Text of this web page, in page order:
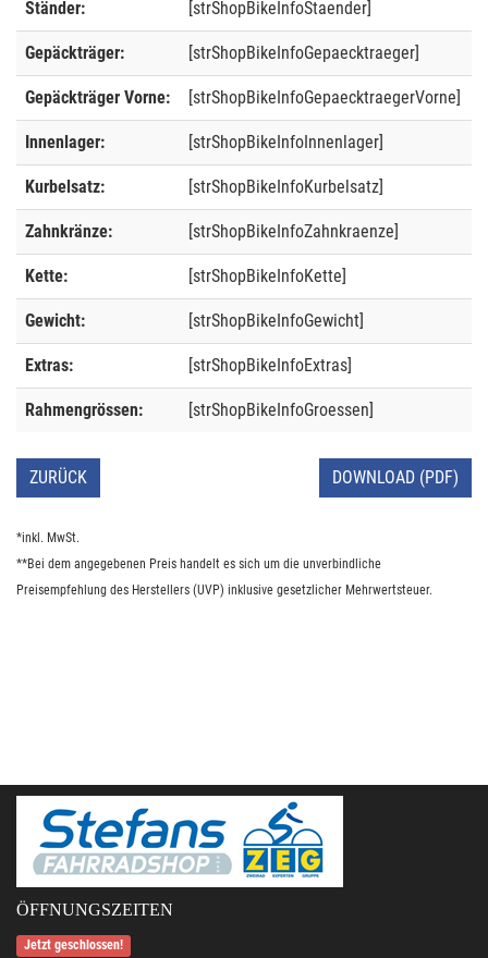
Ständer: [strShopBikeInfoStaender]
Gepäckträger: [strShopBikeInfoGepaecktraeger]
Gepäckträger Vorne: [strShopBikeInfoGepaecktraegerVorne]
Innenlager: [strShopBikeInfoInnenlager]
Kurbelsatz: [strShopBikeInfoKurbelsatz]
Zahnkränze: [strShopBikeInfoZahnkraenze]
Kette: [strShopBikeInfoKette]
Gewicht: [strShopBikeInfoGewicht]
Extras: [strShopBikeInfoExtras]
Rahmengrössen: [strShopBikeInfoGroessen]
ZURÜCK DOWNLOAD (PDF)
*inkl. MwSt.
**Bei dem angegebenen Preis handelt es sich um die unverbindliche
Preisempfehlung des Herstellers (UVP) inklusive gesetzlicher Mehrwertsteuer.
ÖFFNUNGSZEITEN
Jetzt geschlossen!